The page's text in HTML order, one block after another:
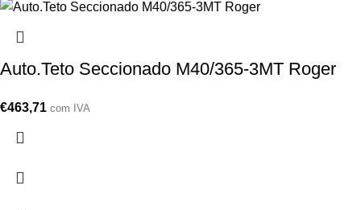
Auto.Teto Seccionado M40/365-3MT Roger
€463,71 com IVA